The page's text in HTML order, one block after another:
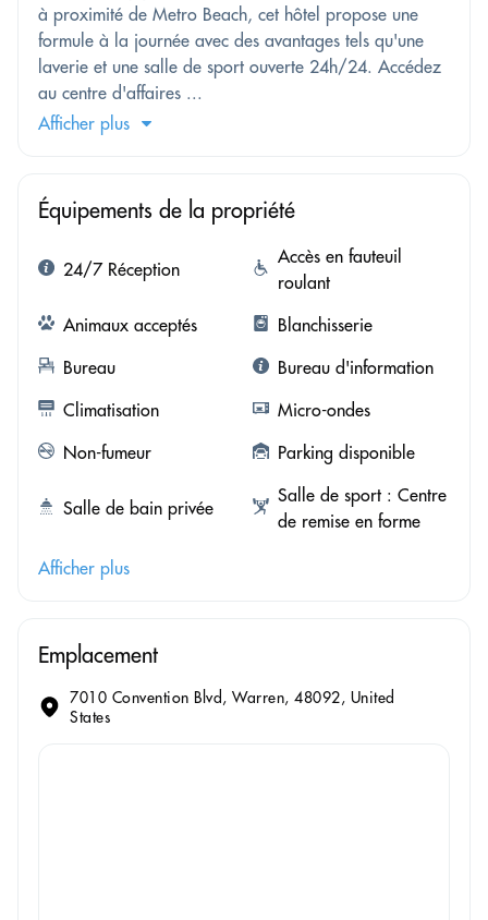
à proximité de Metro Beach, cet hôtel propose une
formule à la journée avec des avantages tels qu'une
laverie et une salle de sport ouverte 24h/24. Accédez
au centre d'affaires ...
Afficher plus
Équipements de la propriété
24/7 Réception
Accès en fauteuil
roulant
Animaux acceptés
Blanchisserie
Bureau
Bureau d'information
Climatisation
Micro-ondes
Non-fumeur
Parking disponible
Salle de bain privée
Salle de sport : Centre
de remise en forme
Afficher plus
Emplacement
7010 Convention Blvd, Warren, 48092, United
States